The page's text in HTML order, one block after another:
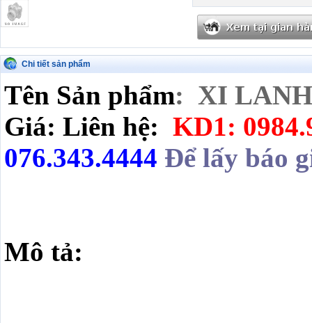
Chi tiết sản phẩm
Tên Sản phẩm: XI LANH
Giá: Liên hệ: KD1:
076.343.4444 Để lấy báo
Mô tả: